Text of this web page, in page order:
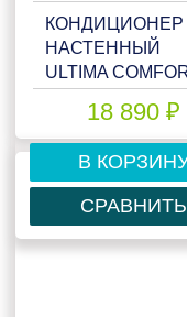
КОНДИЦИОНЕР
НАСТЕННЫЙ
ULTIMA
18 890 ₽
В
СРАВНИТЬ